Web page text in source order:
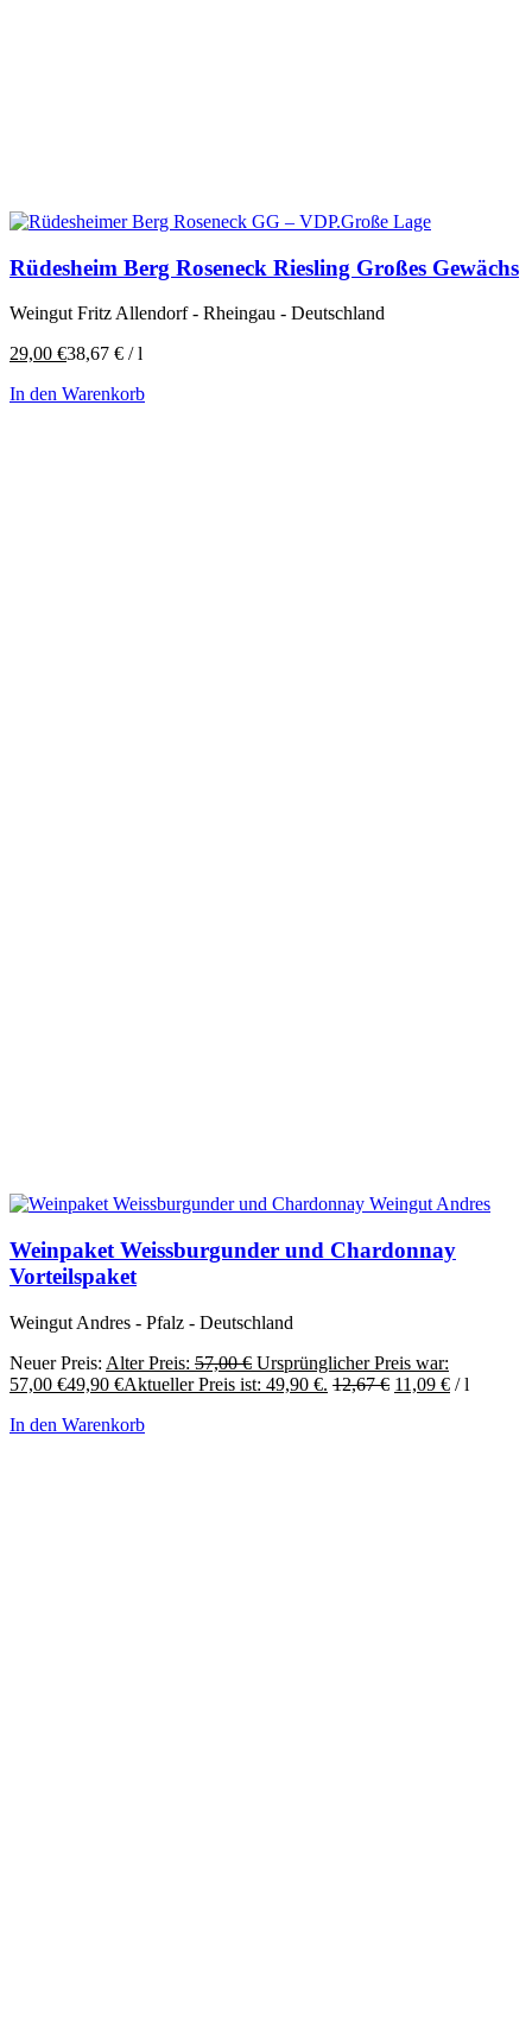
Rüdesheim Berg Roseneck Riesling Großes Gewächs
Weingut Fritz Allendorf - Rheingau - Deutschland
29,00 €38,67 € /l
In den Warenkorb
Weinpaket Weissburgunder und Chardonnay
Vorteilspaket
Weingut Andres - Pfalz - Deutschland
Neuer Preis: Alter Preis: 57,00€ Ursprünglicher Preis war:
57,00 €49,90 €Aktueller Preis ist: 49,90 €. 12,67€ 11,09 € /l
In den Warenkorb